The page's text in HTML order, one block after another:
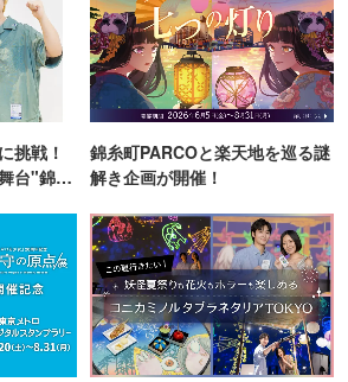
挑戦！
台"錦糸
錦糸町PARCOと楽天地を巡る謎
解き企画が開催！